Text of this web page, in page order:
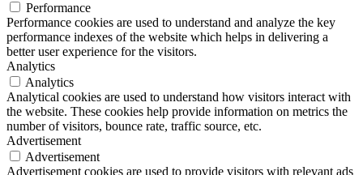
Performance
Performance cookies are used to understand and analyze the key
performance indexes of the website which helps in delivering a
better user experience for the visitors.
Analytics
Analytics
Analytical cookies are used to understand how visitors interact with
the website. These cookies help provide information on metrics the
number of visitors, bounce rate, traffic source, etc.
Advertisement
Advertisement
Advertisement cookies are used to provide visitors with relevant ads